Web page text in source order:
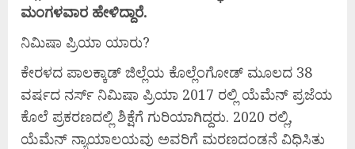
ಮಂಗಳವಾರ ಹೇಳಿದ್ದಾರೆ.
ನಿಮಿಷಾ ಪ್ರಿಯಾ ಯಾರು?
ಕೇರಳದ ಪಾಲಕ್ಕಾಡ್ ಜಿಲ್ಲೆಯ ಕೊಲ್ಲೆಂಗೋಡ್ ಮೂಲದ 38
ವರ್ಷದ ನರ್ಸ್ ನಿಮಿಷಾ ಪ್ರಿಯಾ 2017 ರಲ್ಲಿ ಯೆಮೆನ್ ಪ್ರಜೆಯ
ಕೊಲೆ ಪ್ರಕರಣದಲ್ಲಿ ಶಿಕ್ಷೆಗೆ ಗುರಿಯಾಗಿದ್ದರು. 2020 ರಲ್ಲಿ,
ಯೆಮೆನ್ ನ್ಯಾಯಾಲಯವು ಅವರಿಗೆ ಮರಣದಂಡನೆ ವಿಧಿಸಿತು